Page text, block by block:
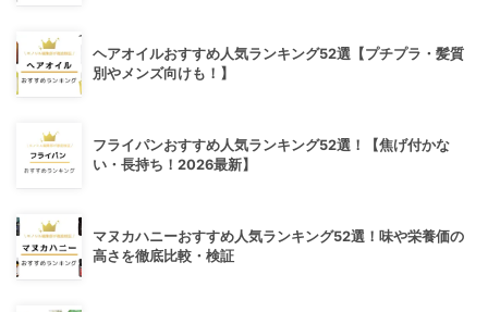
ヘアオイルおすすめ人気ランキング52選【プチプラ・髪質
別やメンズ向けも！】
フライパンおすすめ人気ランキング52選！【焦げ付かな
い・長持ち！2026最新】
マヌカハニーおすすめ人気ランキング52選！味や栄養価の
高さを徹底比較・検証